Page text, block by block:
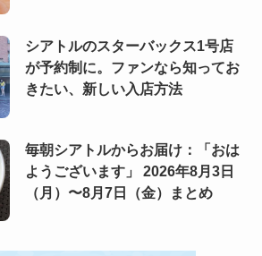
シアトルのスターバックス1号店
が予約制に。ファンなら知ってお
きたい、新しい入店方法
毎朝シアトルからお届け：「おは
ようございます」 2026年8月3日
（月）〜8月7日（金）まとめ